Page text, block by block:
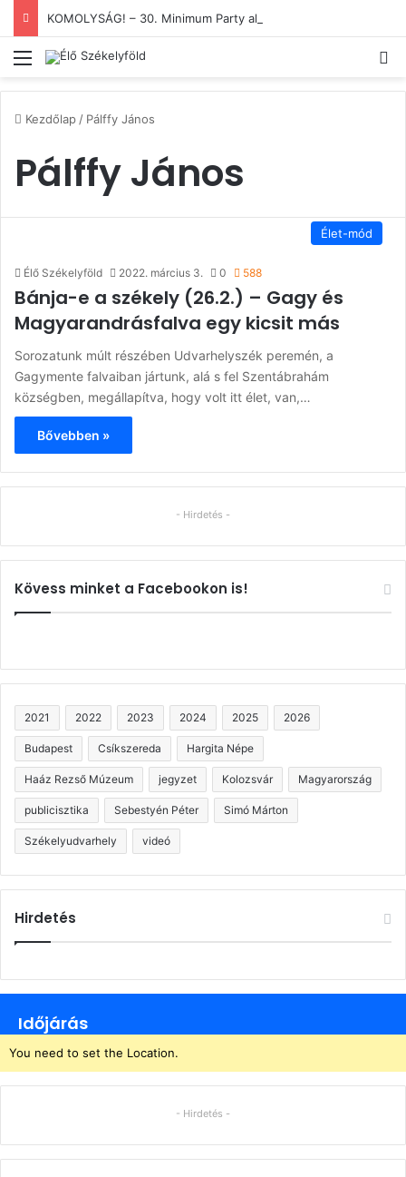
Menü
Kezdőlap / Pálffy János
Pálffy János
Élet-mód
Élő Székelyföld 2022. március 3. 0 588
Bánja-e a székely (26.2.) – Gagy és
Magyarandrásfalva egy kicsit más
Sorozatunk múlt részében Udvarhelyszék peremén, a
Gagymente falvaiban jártunk, alá s fel Szentábrahám
községben, megállapítva, hogy volt itt élet, van,…
Bővebben »
- Hirdetés -
Kövess minket a Facebookon is!
2021 2022 2023 2024 2025 2026
Budapest Csíkszereda Hargita Népe
Haáz Rezső Múzeum jegyzet Kolozsvár Magyarország
publicisztika Sebestyén Péter Simó Márton
Székelyudvarhely videó
Hirdetés
Időjárás
You need to set the Location.
- Hirdetés -